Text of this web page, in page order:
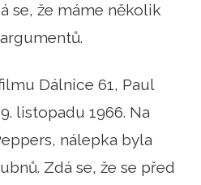
se, že máme několik
Dálnice 61, Paul
listopadu 1966. Na
nálepka byla
Zdá se, že se před